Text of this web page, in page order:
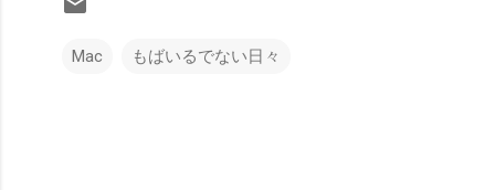
Mac もばいるでない日々